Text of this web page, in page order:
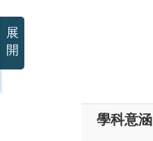
學科意涵
展
開